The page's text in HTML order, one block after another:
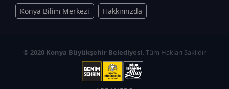
Konya Bilim Merkezi Hakkımızda
© 2020 Konya Büyükşehir Belediyesi. Tüm Hakları Saklıdır